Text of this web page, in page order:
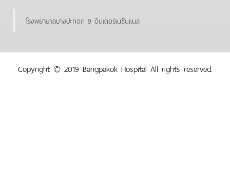
โรงพยาบาลบางปะกอก 9 อินเตอร์เนชั่นแนล
Copyright © 2019 Bangpakok Hospital All rights reserved.